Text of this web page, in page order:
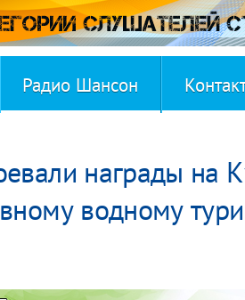
Радио Шансон
награды на
водному